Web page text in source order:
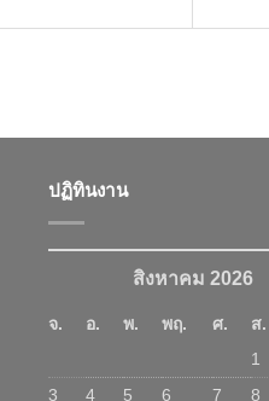
ปฏิทินงาน
สิงหาคม 2026
จ. อ. พ. พฤ. ศ. ส.
1
3
4 5 6 7 8